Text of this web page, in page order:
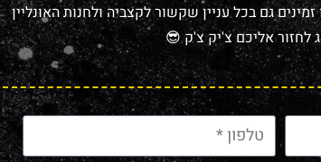
גם בכל עניין שקשור לקצביה ולחנות האונליין
לחזור אליכם צ'יק צ'ק 😎